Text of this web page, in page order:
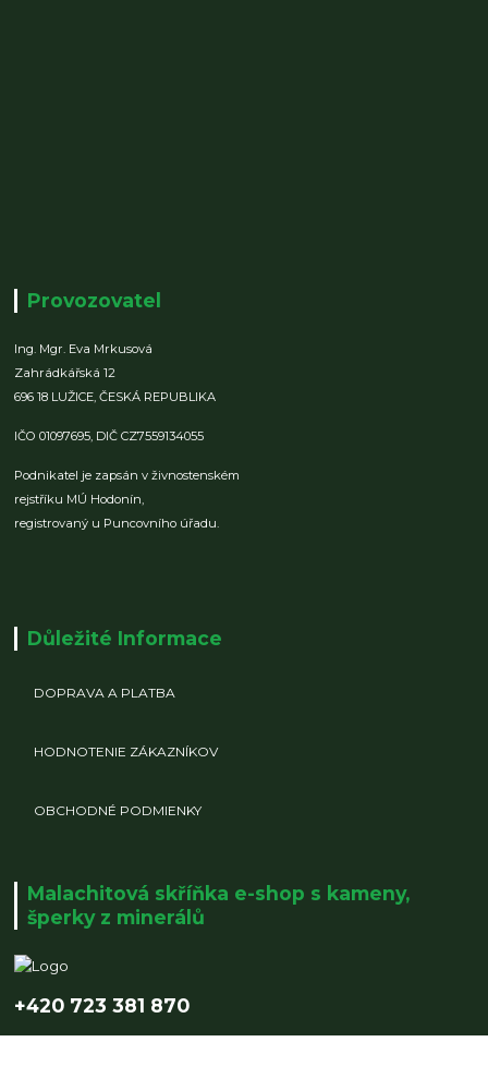
Provozovatel
Ing. Mgr. Eva Mrkusová
Zahrádkářská 12
696 18 LUŽICE,ČESKÁ REPUBLIKA
IČO 01097695, DIČ CZ7559134055
Podnikatel je zapsán v živnostenském
rejstříku MÚ Hodonín,
registrovaný u Puncovního úřadu.
Důležité Informace
DOPRAVA A PLATBA
HODNOTENIE ZÁKAZNÍKOV
OBCHODNÉ PODMIENKY
Malachitová skříňka e-shop s kameny,
šperky z minerálů
+420 723 381 870